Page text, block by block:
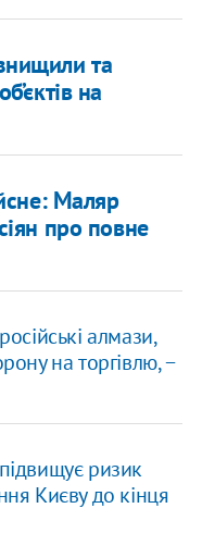
та
на
Маляр
про повне
алмази,
на торгівлю, −
ризик
Києву до кінця